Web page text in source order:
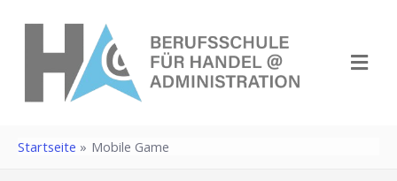
springen
Menü
Startseite Mobile Game